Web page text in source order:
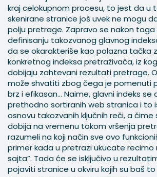
kraj celokupnom procesu, to jest da u
skenirane stranice još uvek ne mogu
polju pretrage. Zapravo se nakon
definisanju takozvanog glavnog
da se okarakteriše kao polazna tačka
konkretnog indeksa pretraživača, iz
dobijaju zahtevani rezultati pretrage.
može shvatiti zbog čega je pomenuti
brz i efikasan... Naime, glavni indeks se
prethodno sortiranih web stranica i to
osnovu takozvanih ključnih reči, a čime
dobija na vremenu tokom vršenja
razumeli na koji način sve ovo
primer kada u pretrazi ukucate recimo
sajta”. Tada će se isključivo u
pojaviti stranice u okviru kojih su baš to